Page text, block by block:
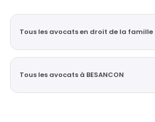
Tous les avocats en droit de la famille
Tous les avocats à BESANCON